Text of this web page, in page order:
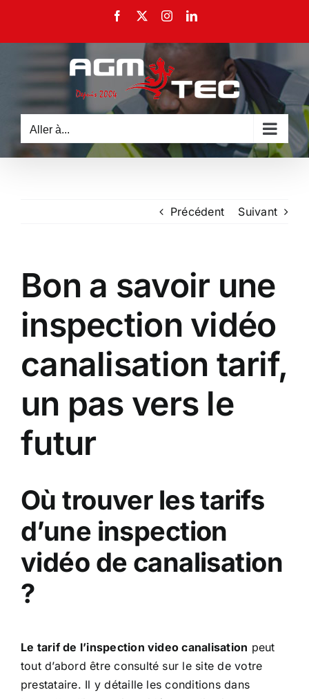
contenu
Facebook InstagramLinkedIn
Aller à...
Précédent Suivant
Bon a savoir une
inspection vidéo
canalisation tarif,
un pas vers le
futur
Où trouver les tarifs
d’une inspection
vidéo de canalisation
?
Le tarif de l’inspection video canalisation peut
tout d’abord être consulté sur le site de votre
prestataire. Il y détaille les conditions dans